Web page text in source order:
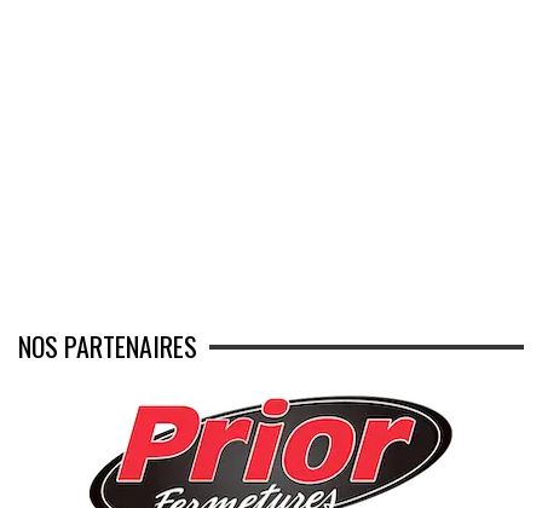
NOS PARTENAIRES